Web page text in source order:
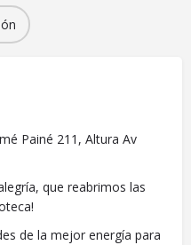
Painé 211, Altura Av
que reabrimos las
de la mejor energía para